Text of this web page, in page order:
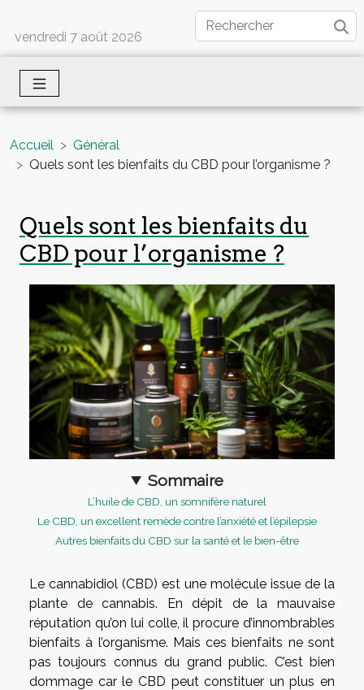
vendredi 7 août 2026
Accueil
Général
Quels sont les bienfaits du CBD pour l’organisme ?
Quels sont les bienfaits du
CBD pour l’organisme ?
Sommaire
L’huile de CBD, un somnifère naturel
Le CBD, un excellent remède contre l’anxiété et l’épilepsie
Autres bienfaits du CBD sur la santé et le bien-être
Le cannabidiol (CBD) est une molécule issue de la
plante de cannabis. En dépit de la mauvaise
réputation qu’on lui colle, il procure d’innombrables
bienfaits à l’organisme. Mais ces bienfaits ne sont
pas toujours connus du grand public. C’est bien
dommage car le CBD peut constituer un plus en